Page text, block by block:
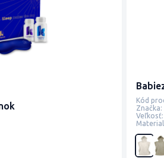
Kód
Značka:
Veľkosť: